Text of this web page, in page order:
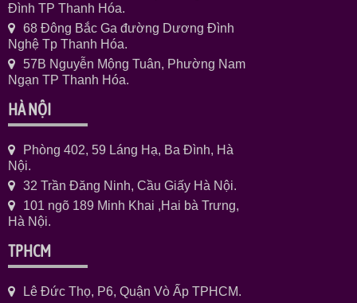
Đình TP Thanh Hóa.
68 Đông Bắc Ga đường Dương Đình
Nghệ Tp Thanh Hóa.
57B Nguyễn Mộng Tuân, Phường Nam
Ngạn TP Thanh Hóa.
HÀ NỘI
Phòng 402, 59 Láng Hạ, Ba Đình, Hà
Nội.
32 Trần Đăng Ninh, Cầu Giấy Hà Nội.
101 ngõ 189 Minh Khai ,Hai bà Trưng,
Hà Nội.
TPHCM
Lê Đức Thọ, P6, Quận Vò Ấp TPHCM.